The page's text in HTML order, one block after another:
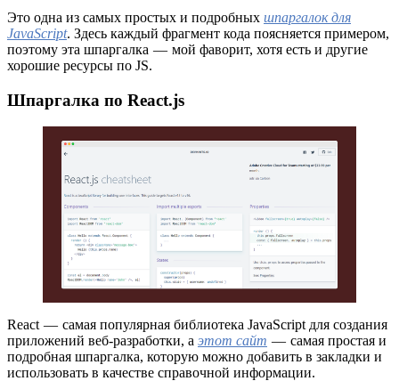
Это одна из самых простых и подробных шпаргалок для
JavaScript. Здесь каждый фрагмент кода поясняется примером,
поэтому эта шпаргалка — мой фаворит, хотя есть и другие
хорошие ресурсы по JS.
Шпаргалка по React.js
React — самая популярная библиотека JavaScript для создания
приложений веб-разработки, а этот сайт — самая простая и
подробная шпаргалка, которую можно добавить в закладки и
использовать в качестве справочной информации.